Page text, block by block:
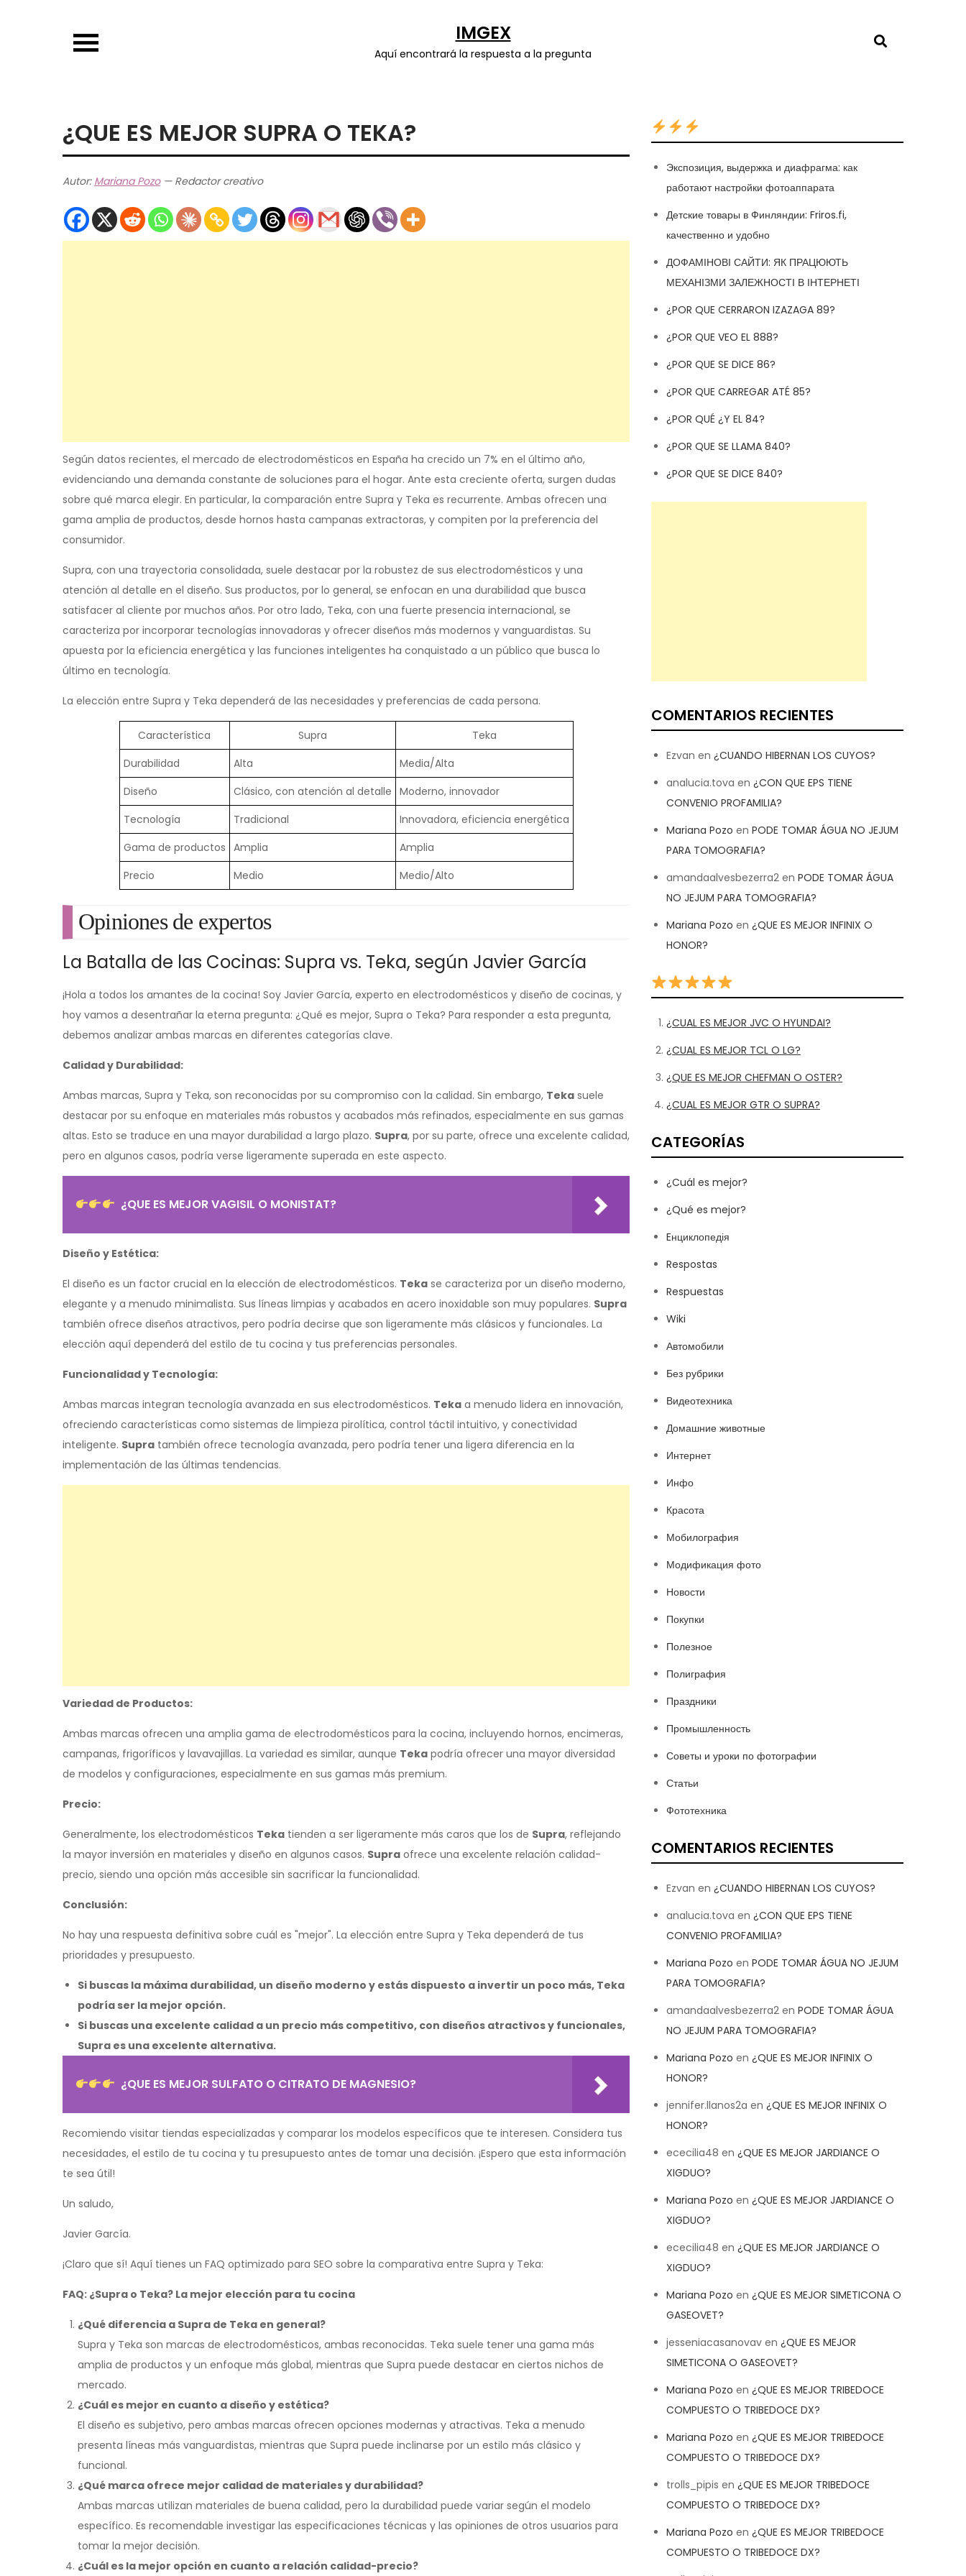
IMGEX
Aquí encontrará la respuesta a la pregunta
¿QUE ES MEJOR SUPRA O TEKA?
Autor: Mariana Pozo— Redactor creativo
Según datos recientes, el mercado de electrodomésticos en España ha crecido un 7% en el último año,
evidenciando una demanda constante de soluciones para el hogar. Ante esta creciente oferta, surgen dudas
sobre qué marca elegir. En particular, la comparación entre Supra y Teka es recurrente. Ambas ofrecen una
gama amplia de productos, desde hornos hasta campanas extractoras, y compiten por la preferencia del
consumidor.
Supra, con una trayectoria consolidada, suele destacar por la robustez de sus electrodomésticos y una
atención al detalle en el diseño. Sus productos, por lo general, se enfocan en una durabilidad que busca
satisfacer al cliente por muchos años. Por otro lado, Teka, con una fuerte presencia internacional, se
caracteriza por incorporar tecnologías innovadoras y ofrecer diseños más modernos y vanguardistas. Su
apuesta por la eficiencia energética y las funciones inteligentes ha conquistado a un público que busca lo
último en tecnología.
La elección entre Supra y Teka dependerá de las necesidades y preferencias de cada persona.
Característica Supra
Teka
Durabilidad
Alta
Media/Alta
Diseño
Clásico, con atención al detalle Moderno, innovador
Tecnología
Tradicional
Innovadora, eficiencia energética
Gama de productos Amplia
Amplia
Precio
Medio Medio/Alto
Opiniones de expertos
La Batalla de las Cocinas: Supra vs. Teka, según Javier García
¡Hola a todos los amantes de la cocina! Soy Javier García, experto en electrodomésticos y diseño de cocinas, y
hoy vamos a desentrañar la eterna pregunta: ¿Qué es mejor, Supra o Teka? Para responder a esta pregunta,
debemos analizar ambas marcas en diferentes categorías clave.
Calidad y Durabilidad:
Ambas marcas, Supra y Teka, son reconocidas por su compromiso con la calidad. Sin embargo, Teka suele
destacar por su enfoque en materiales más robustos y acabados más refinados, especialmente en sus gamas
altas. Esto se traduce en una mayor durabilidad a largo plazo. Supra, por su parte, ofrece una excelente calidad,
pero en algunos casos, podría verse ligeramente superada en este aspecto.
¿QUE ES MEJOR VAGISIL O MONISTAT?
Diseño y Estética:
El diseño es un factor crucial en la elección de electrodomésticos. Teka se caracteriza por un diseño moderno,
elegante y a menudo minimalista. Sus líneas limpias y acabados en acero inoxidable son muy populares. Supra
también ofrece diseños atractivos, pero podría decirse que son ligeramente más clásicos y funcionales. La
elección aquí dependerá del estilo de tu cocina y tus preferencias personales.
Funcionalidad y Tecnología:
Ambas marcas integran tecnología avanzada en sus electrodomésticos. Teka a menudo lidera en innovación,
ofreciendo características como sistemas de limpieza pirolítica, control táctil intuitivo, y conectividad
inteligente. Supra también ofrece tecnología avanzada, pero podría tener una ligera diferencia en la
implementación de las últimas tendencias.
Variedad de Productos:
Ambas marcas ofrecen una amplia gama de electrodomésticos para la cocina, incluyendo hornos, encimeras,
campanas, frigoríficos y lavavajillas. La variedad es similar, aunque Teka podría ofrecer una mayor diversidad
de modelos y configuraciones, especialmente en sus gamas más premium.
Precio:
Generalmente, los electrodomésticos Teka tienden a ser ligeramente más caros que los de Supra, reflejando
la mayor inversión en materiales y diseño en algunos casos. Supra ofrece una excelente relación calidad-
precio, siendo una opción más accesible sin sacrificar la funcionalidad.
Conclusión:
No hay una respuesta definitiva sobre cuál es "mejor". La elección entre Supra y Teka dependerá de tus
prioridades y presupuesto.
Si buscas la máxima durabilidad, un diseño moderno y estás dispuesto a invertir un poco más, Teka
podría ser la mejor opción.
Si buscas una excelente calidad a un precio más competitivo, con diseños atractivos y funcionales,
Supra es una excelente alternativa.
¿QUE ES MEJOR SULFATO O CITRATO DE MAGNESIO?
Recomiendo visitar tiendas especializadas y comparar los modelos específicos que te interesen. Considera tus
necesidades, el estilo de tu cocina y tu presupuesto antes de tomar una decisión. ¡Espero que esta información
te sea útil!
Un saludo,
Javier García.
¡Claro que sí! Aquí tienes un FAQ optimizado para SEO sobre la comparativa entre Supra y Teka:
FAQ: ¿Supra o Teka? La mejor elección para tu cocina
¿Qué diferencia a Supra de Teka en general?
Supra y Teka son marcas de electrodomésticos, ambas reconocidas. Teka suele tener una gama más
amplia de productos y un enfoque más global, mientras que Supra puede destacar en ciertos nichos de
mercado.
¿Cuál es mejor en cuanto a diseño y estética?
El diseño es subjetivo, pero ambas marcas ofrecen opciones modernas y atractivas. Teka a menudo
presenta líneas más vanguardistas, mientras que Supra puede inclinarse por un estilo más clásico y
funcional.
¿Qué marca ofrece mejor calidad de materiales y durabilidad?
Ambas marcas utilizan materiales de buena calidad, pero la durabilidad puede variar según el modelo
específico. Es recomendable investigar las especificaciones técnicas y las opiniones de otros usuarios para
tomar la mejor decisión.
¿Cuál es la mejor opción en cuanto a relación calidad-precio?
Экспозиция, выдержка и диафрагма: как
работают настройки фотоаппарата
Детские товары в Финляндии: Friros.fi,
качественно и удобно
ДОФАМІНОВІ САЙТИ: ЯК ПРАЦЮЮТЬ
МЕХАНІЗМИ ЗАЛЕЖНОСТІ В ІНТЕРНЕТІ
¿POR QUE CERRARON IZAZAGA 89?
¿POR QUE VEO EL 888?
¿POR QUE SE DICE 86?
¿POR QUE CARREGAR ATÉ 85?
¿POR QUÉ ¿Y EL 84?
¿POR QUE SE LLAMA 840?
¿POR QUE SE DICE 840?
COMENTARIOS RECIENTES
Ezvan en ¿CUANDO HIBERNAN LOS CUYOS?
analucia.tova en ¿CON QUE EPS TIENE
CONVENIO PROFAMILIA?
Mariana Pozo en PODE TOMAR ÁGUA NO JEJUM
PARA TOMOGRAFIA?
amandaalvesbezerra2 en PODE TOMAR ÁGUA
NO JEJUM PARA TOMOGRAFIA?
Mariana Pozo en ¿QUE ES MEJOR INFINIX O
HONOR?
¿CUAL ES MEJOR JVC O HYUNDAI?
¿CUAL ES MEJOR TCL O LG?
¿QUE ES MEJOR CHEFMAN O OSTER?
¿CUAL ES MEJOR GTR O SUPRA?
CATEGORÍAS
¿Cuál es mejor?
¿Qué es mejor?
Eнциклопедія
Respostas
Respuestas
Wiki
Автомобили
Без рубрики
Видеотехника
Домашние животные
Интернет
Инфо
Красота
Мобилография
Модификация фото
Новости
Покупки
Полезное
Полиграфия
Праздники
Промышленность
Советы и уроки по фотографии
Статьи
Фототехника
COMENTARIOS RECIENTES
Ezvan en ¿CUANDO HIBERNAN LOS CUYOS?
analucia.tova en ¿CON QUE EPS TIENE
CONVENIO PROFAMILIA?
Mariana Pozo en PODE TOMAR ÁGUA NO JEJUM
PARA TOMOGRAFIA?
amandaalvesbezerra2 en PODE TOMAR ÁGUA
NO JEJUM PARA TOMOGRAFIA?
Mariana Pozo en ¿QUE ES MEJOR INFINIX O
HONOR?
jennifer.llanos2a en ¿QUE ES MEJOR INFINIX O
HONOR?
ececilia48 en ¿QUE ES MEJOR JARDIANCE O
XIGDUO?
Mariana Pozo en ¿QUE ES MEJOR JARDIANCE O
XIGDUO?
ececilia48 en ¿QUE ES MEJOR JARDIANCE O
XIGDUO?
Mariana Pozo en ¿QUE ES MEJOR SIMETICONA O
GASEOVET?
jesseniacasanovav en ¿QUE ES MEJOR
SIMETICONA O GASEOVET?
Mariana Pozo en ¿QUE ES MEJOR TRIBEDOCE
COMPUESTO O TRIBEDOCE DX?
Mariana Pozo en ¿QUE ES MEJOR TRIBEDOCE
COMPUESTO O TRIBEDOCE DX?
trolls_pipis en ¿QUE ES MEJOR TRIBEDOCE
COMPUESTO O TRIBEDOCE DX?
Mariana Pozo en ¿QUE ES MEJOR TRIBEDOCE
COMPUESTO O TRIBEDOCE DX?